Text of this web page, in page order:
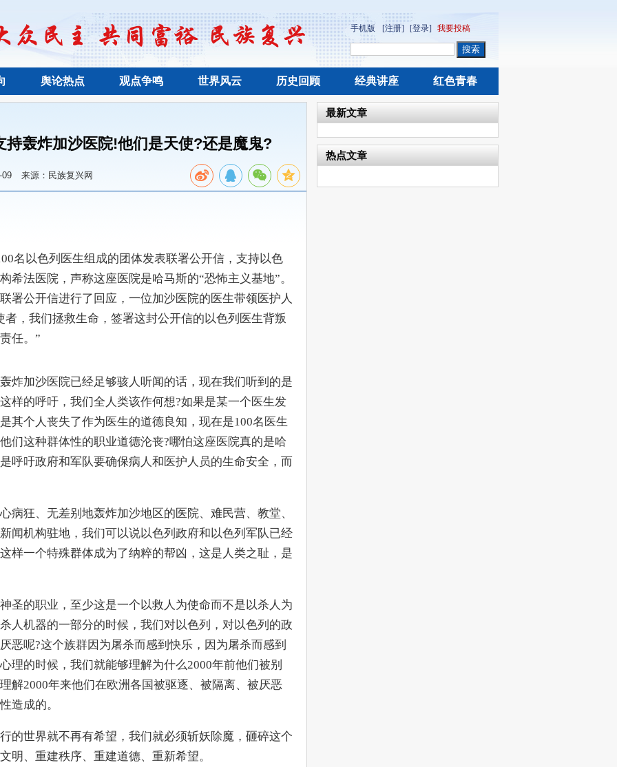
手机版 [注册] [登录] 我要投稿
舆论热点 观点争鸣 世界风云 历史回顾 经典讲座 红色青春
持轰炸加沙医院!他们是天使?还是魔鬼?
09 来源：民族复兴网
以色列医生组成的团体发表联署公开信，支持以色
希法医院，声称这座医院是哈马斯的“恐怖主义基地”。
署公开信进行了回应，一位加沙医院的医生带领医护人
，我们拯救生命，签署这封公开信的以色列医生背叛
任。”
加沙医院已经足够骇人听闻的话，现在我们听到的是
样的呼吁，我们全人类该作何想?如果是某一个医生发
其个人丧失了作为医生的道德良知，现在是100名医生
们这种群体性的职业道德沦丧?哪怕这座医院真的是哈
呼吁政府和军队要确保病人和医护人员的生命安全，而
狂、无差别地轰炸加沙地区的医院、难民营、教堂、
闻机构驻地，我们可以说以色列政府和以色列军队已经
样一个特殊群体成为了纳粹的帮凶，这是人类之耻，是
的职业，至少这是一个以救人为使命而不是以杀人为
人机器的一部分的时候，我们对以色列，对以色列的政
恶呢?这个族群因为屠杀而感到快乐，因为屠杀而感到
理的时候，我们就能够理解为什么2000年前他们被别
解2000年来他们在欧洲各国被驱逐、被隔离、被厌恶
造成的。
世界就不再有希望，我们就必须斩妖除魔，砸碎这个
明、重建秩序、重建道德、重新希望。
最新文章
热点文章